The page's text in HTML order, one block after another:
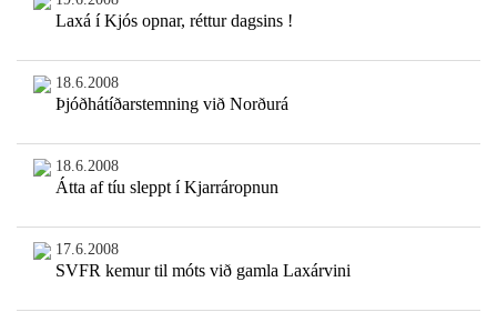
Laxá í Kjós opnar, réttur dagsins !
18.6.2008
Þjóðhátíðarstemning við Norðurá
18.6.2008
Átta af tíu sleppt í Kjarráropnun
17.6.2008
SVFR kemur til móts við gamla Laxárvini